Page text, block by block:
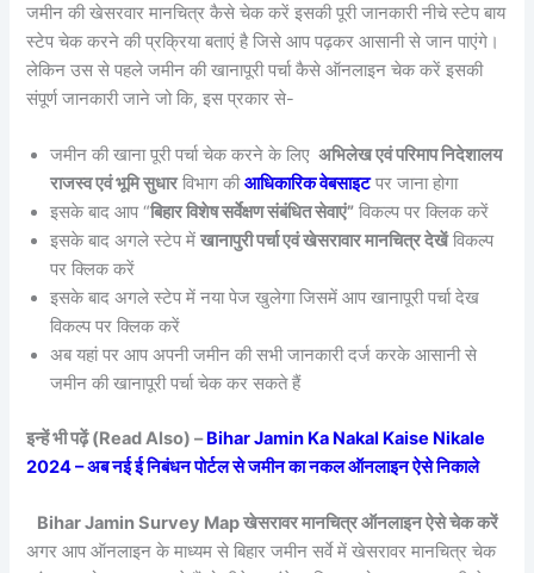
जमीन की खेसरवार मानचित्र कैसे चेक करें इसकी पूरी जानकारी नीचे स्टेप बाय
स्टेप चेक करने की प्रक्रिया बताएं है जिसे आप पढ़कर आसानी से जान पाएंगे।
लेकिन उस से पहले जमीन की खानापूरी पर्चा कैसे ऑनलाइन चेक करें इसकी
संपूर्ण जानकारी जाने जो कि, इस प्रकार से-
जमीन की खाना पूरी पर्चा चेक करने के लिए अभिलेख एवं परिमाप निदेशालय
राजस्व एवं भूमि सुधारविभाग कीआधिकारिक वेबसाइटपर जाना होगा
इसके बाद आप “बिहार विशेष सर्वेक्षण संबंधित सेवाएं” विकल्प पर क्लिक करें
इसके बाद अगले स्टेप मेंखानापुरी पर्चा एवं खेसरावार मानचित्र देखेंविकल्प
पर क्लिक करें
इसके बाद अगले स्टेप में नया पेज खुलेगा जिसमें आप खानापूरी पर्चा देख
विकल्प पर क्लिक करें
अब यहां पर आप अपनी जमीन की सभी जानकारी दर्ज करके आसानी से
जमीन की खानापूरी पर्चा चेक कर सकते हैं
इन्हें भी पढ़ें (Read Also) –Bihar Jamin Ka Nakal Kaise Nikale
2024 – अब नई ई निबंधन पोर्टल से जमीन का नकल ऑनलाइन ऐसे निकाले
Bihar Jamin Survey Map खेसरावर मानचित्र ऑनलाइन ऐसे चेक करें
अगर आप ऑनलाइन के माध्यम से बिहार जमीन सर्वे में खेसरावर मानचित्र चेक